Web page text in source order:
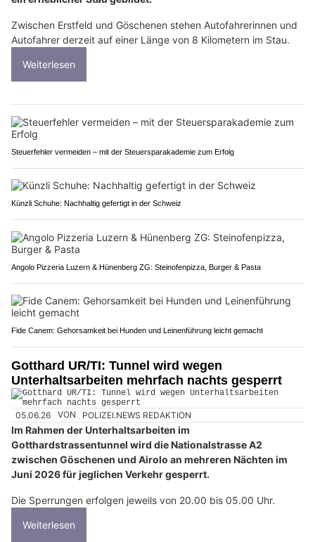
Zwischen Erstfeld und Göschenen stehen Autofahrerinnen und
Autofahrer derzeit auf einer Länge von 8 Kilometern im Stau.
Weiterlesen
Steuerfehler vermeiden – mit der Steuersparakademie zum Erfolg
Künzli Schuhe: Nachhaltig gefertigt in der Schweiz
Angolo Pizzeria Luzern & Hünenberg ZG: Steinofenpizza, Burger & Pasta
Fide Canem: Gehorsamkeit bei Hunden und Leinenführung leicht gemacht
Gotthard UR/TI: Tunnel wird wegen
Unterhaltsarbeiten mehrfach nachts gesperrt
05.06.26 VON POLIZEI.NEWS REDAKTION
Im Rahmen der Unterhaltsarbeiten im
Gotthardstrassentunnel wird die Nationalstrasse A2
zwischen Göschenen und Airolo an mehreren Nächten im
Juni 2026 für jeglichen Verkehr gesperrt.
Die Sperrungen erfolgen jeweils von 20.00 bis 05.00 Uhr.
Weiterlesen